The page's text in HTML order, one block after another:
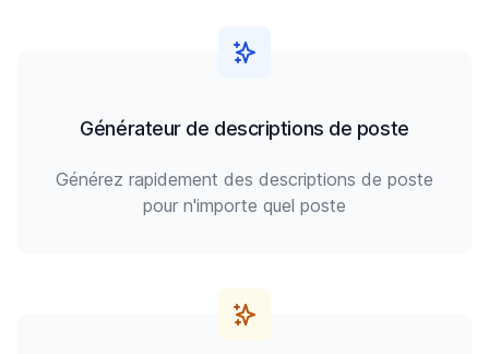
Générateur de descriptions de poste
Générez rapidement des descriptions de poste
pour n'importe quel poste